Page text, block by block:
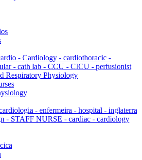
- Cardiology - cardiothoracic -
- cath lab - CCU - CICU - perfusionist
Respiratory Physiology
- enfermeira - hospital - inglaterra
- STAFF NURSE - cardiac - cardiology